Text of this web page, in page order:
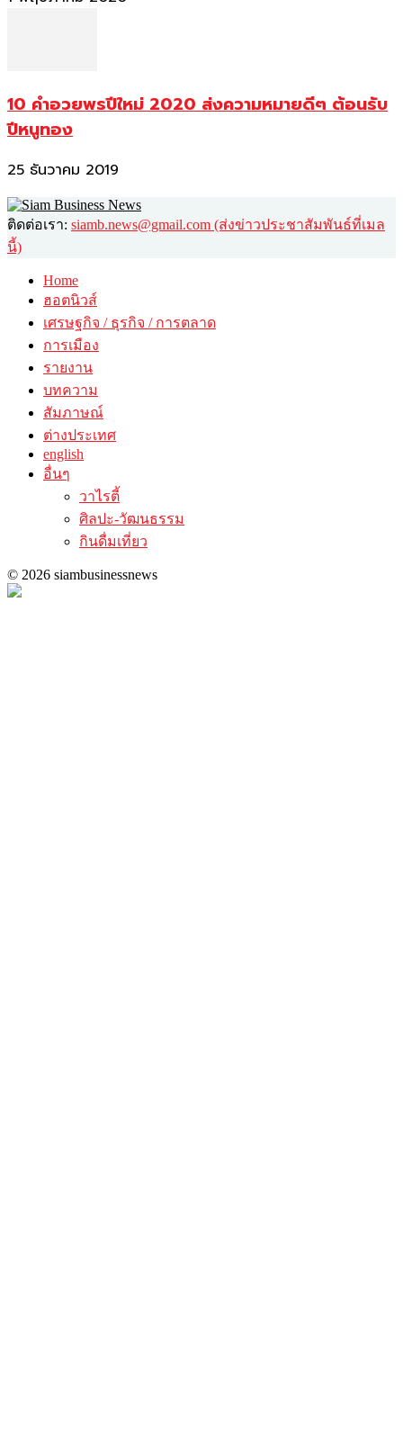
10 คำอวยพรปีใหม่ 2020 ส่งความหมายดีๆ ต้อนรับ
ปีหนูทอง
25 ธันวาคม 2019
ติดต่อเรา: siamb.news@gmail.com (ส่งข่าวประชาสัมพันธ์ที่เมล
นี้)
Home
ฮอตนิวส์
เศรษฐกิจ / ธุรกิจ / การตลาด
การเมือง
รายงาน
บทความ
สัมภาษณ์
ต่างประเทศ
english
อื่นๆ
วาไรตี้
ศิลปะ-วัฒนธรรม
กินดื่มเที่ยว
© 2026 siambusinessnews